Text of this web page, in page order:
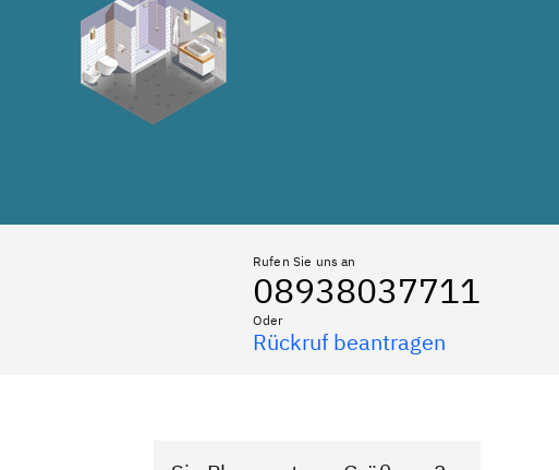
Rufen Sie uns an
08938037711
Oder
Rückruf beantragen